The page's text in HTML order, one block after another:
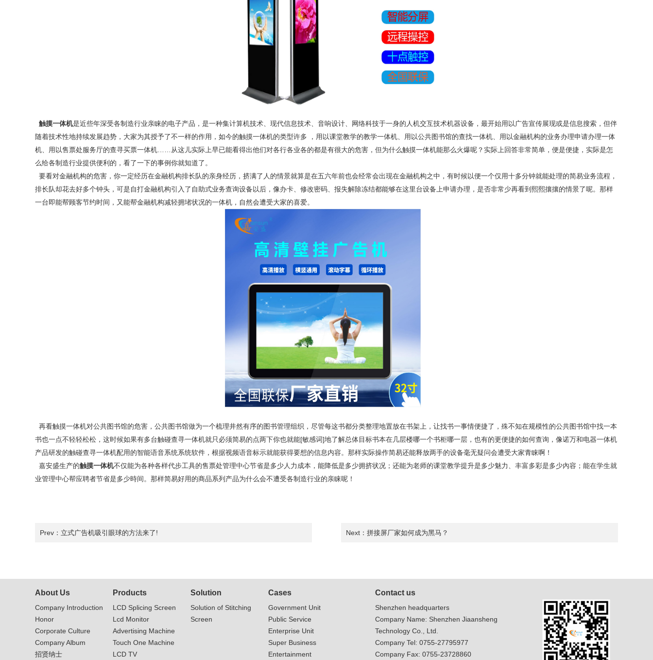
触摸一体机是近些年深受各制造行业亲睐的电子产品，是一种集计算机技术、现代信息技术、音响设计、网络科技于一身的人机交互技术机器设备，最开始用以广告宣传展现或是信息搜索，但伴
随着技术性地持续发展趋势，大家为其授予了不一样的作用，如今的触摸一体机的类型许多 ，用以课堂教学的教学一体机、用以公共图书馆的查找一体机、用以金融机构的业务办理申请办理一体
机、用以售票处服务厅的查寻买票一体机……从这儿实际上早已能看得出他们对各行各业各的都是有很大的危害，但为什么触摸一体机能那么火爆呢？实际上回答非常简单，便是便捷，实际是怎
么给各制造行业提供便利的，看了一下的事例你就知道了。
要看对金融机构的危害，你一定经历在金融机构排长队的亲身经历，挤满了人的情景就算是在五六年前也会经常会出现在金融机构之中，有时候以便一个仅用十多分钟就能处理的简易业务流程，
排长队却花去好多个钟头，可是自打金融机构引入了自助式业务查询设备以后，像办卡、修改密码、报失解除冻结都能够在这里台设备上申请办理，是否非常少再看到熙熙攘攘的情景了呢。那样
一台即能帮顾客节约时间，又能帮金融机构减轻拥堵状况的一体机，自然会遭受大家的喜爱。
再看触摸一体机对公共图书馆的危害，公共图书馆做为一个梳理井然有序的图书管理组织，尽管每这书都分类整理地置放在书架上，让找书一事情便捷了，殊不知在规模性的公共图书馆中找一本
书也一点不轻轻松松，这时候如果有多台触碰查寻一体机就只必须简易的点两下你也就能[敏感词]地了解总体目标书本在几层楼哪一个书柜哪一层，也有的更便捷的如何查询，像诺万和电器一体机
产品研发的触碰查寻一体机配用的智能语音系统系统软件，根据视频语音标示就能获得要想的信息内容。那样实际操作简易还能释放两手的设备毫无疑问会遭受大家青睐啊！
嘉安盛生产的触摸一体机不仅能为各种各样代步工具的售票处管理中心节省是多少人力成本，能降低是多少拥挤状况；还能为老师的课堂教学提升是多少魅力、丰富多彩是多少內容；能在学生就
业管理中心帮应聘者节省是多少時间。那样简易好用的商品系列产品为什么会不遭受各制造行业的亲睐呢！
Prev： 立式广告机吸引眼球的方法来了! Next： 拼接屏厂家如何成为黑马？
About Us
Company Introduction
Honor
Corporate Culture
Company Album
招贤纳士
Products
LCD Splicing Screen
Lcd Monitor
Advertising Machine
Touch One Machine
LCD TV
Solution
Solution of Stitching
Screen
Cases
Government Unit
Public Service
Enterprise Unit
Super Business
Entertainment
Contact us
Shenzhen headquarters
Company Name: Shenzhen Jiaansheng
Technology Co., Ltd.
Company Tel: 0755-27795977
Company Fax: 0755-23728860